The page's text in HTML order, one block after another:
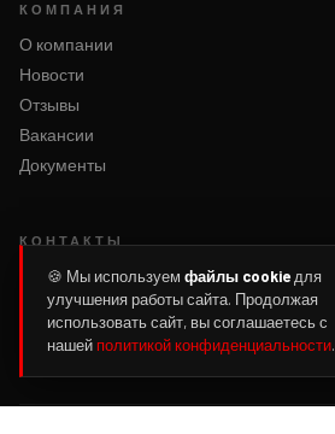
КОМПАНИЯ
О компании
Новости
Отзывы
Вакансии
Документы
КОНТАКТЫ
Написать нам
Оформить заявку
🍪 Мы используем файлы cookie для
улучшения работы сайта. Продолжая
использовать сайт, вы соглашаетесь с
нашей политикой конфиденциальности.